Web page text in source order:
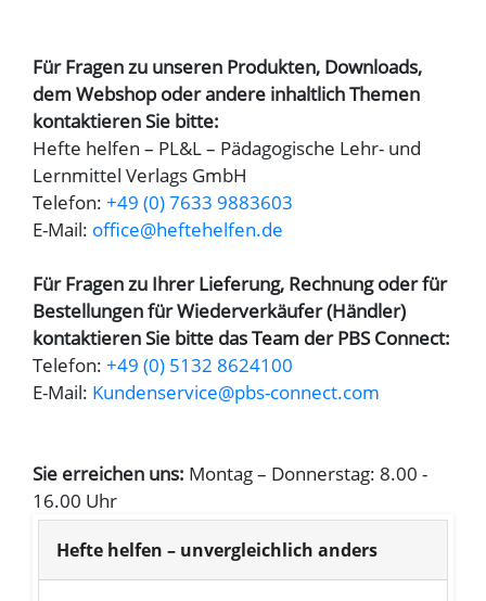
Für Fragen zu unseren Produkten, Downloads,
dem Webshop oder andere inhaltlich Themen
kontaktieren Sie bitte:
Hefte helfen – PL&L – Pädagogische Lehr- und
Lernmittel Verlags GmbH
Telefon: +49 (0) 7633 9883603
E-Mail: office@heftehelfen.de
Für Fragen zu Ihrer Lieferung, Rechnung oder für
Bestellungen für Wiederverkäufer (Händler)
kontaktieren Sie bitte das Team der PBS Connect:
Telefon: +49 (0) 5132 8624100
E-Mail: Kundenservice@pbs-connect.com
Sie erreichen uns: Montag – Donnerstag: 8.00 -
16.00 Uhr
Hefte helfen – unvergleichlich anders